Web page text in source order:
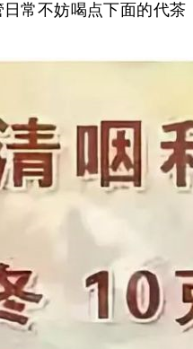
常不妨喝点下面的代茶